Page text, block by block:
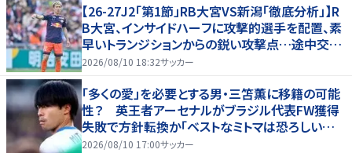
【26-27J2「第1節」RB大宮VS新潟「徹底分析」】R
B大宮、インサイドハーフに攻撃的選手を配置、素
早いトランジションからの鋭い攻撃点…途中交代
での“メッセージ”も(1)
2026/08/10 18:32サッカー
「多くの愛」を必要とする男・三笘薫に移籍の可能
性？ 英王者アーセナルがブラジル代表FW獲得
失敗で方針転換か「ベストなミトマは恐ろしいほ
ど優れている」
2026/08/10 17:00サッカー